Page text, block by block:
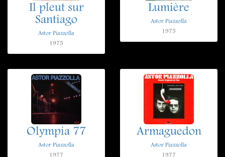
Il pleut sur
Santiago
Astor Piazzolla
1975
Lumière
Astor Piazzolla
1975
Olympia 77
Astor Piazzolla
1977
Armaguedon
Astor Piazzolla
1977